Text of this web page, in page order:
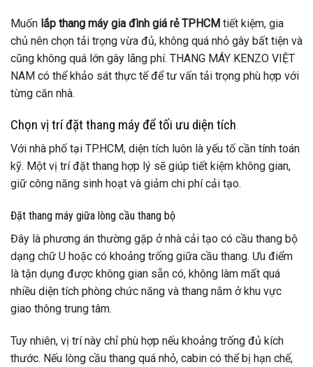
Muốn lắp thang máy gia đình giá rẻ TPHCM tiết kiệm, gia
chủ nên chọn tải trọng vừa đủ, không quá nhỏ gây bất tiện và
cũng không quá lớn gây lãng phí. THANG MÁY KENZO VIỆT
NAM có thể khảo sát thực tế để tư vấn tải trọng phù hợp với
từng căn nhà.
Chọn vị trí đặt thang máy để tối ưu diện tích
Với nhà phố tại TP.HCM, diện tích luôn là yếu tố cần tính toán
kỹ. Một vị trí đặt thang hợp lý sẽ giúp tiết kiệm không gian,
giữ công năng sinh hoạt và giảm chi phí cải tạo.
Đặt thang máy giữa lòng cầu thang bộ
Đây là phương án thường gặp ở nhà cải tạo có cầu thang bộ
dạng chữ U hoặc có khoảng trống giữa cầu thang. Ưu điểm
là tận dụng được không gian sẵn có, không làm mất quá
nhiều diện tích phòng chức năng và thang nằm ở khu vực
giao thông trung tâm.
Tuy nhiên, vị trí này chỉ phù hợp nếu khoảng trống đủ kích
thước. Nếu lòng cầu thang quá nhỏ, cabin có thể bị hạn chế,